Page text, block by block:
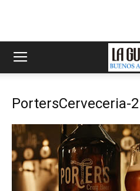
PortersCerveceria-2